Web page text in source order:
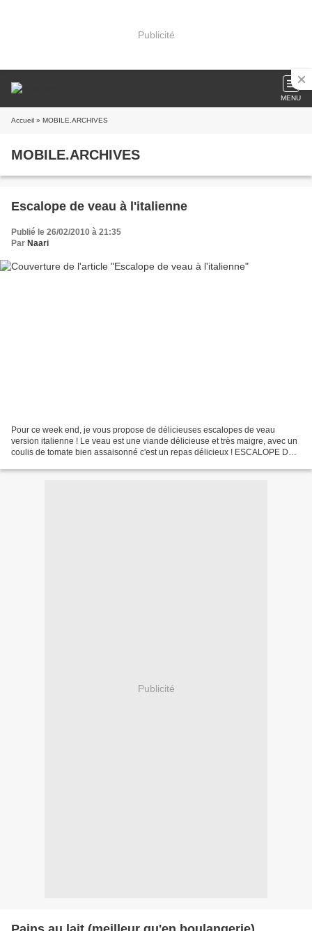
Publicité
MENU
Accueil » MOBILE.ARCHIVES
MOBILE.ARCHIVES
Escalope de veau à l'italienne
Publié le 26/02/2010 à 21:35
Par Naari
Pour ce week end, je vous propose de délicieuses escalopes de veau
version italienne ! Le veau est une viande délicieuse et très maigre, avec un
coulis de tomate bien assaisonné c'est un repas délicieux ! ESCALOPE DE
Publicité